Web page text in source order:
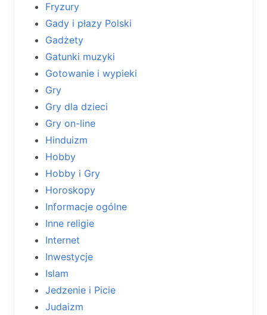
Fryzury
Gady i płazy Polski
Gadżety
Gatunki muzyki
Gotowanie i wypieki
Gry
Gry dla dzieci
Gry on-line
Hinduizm
Hobby
Hobby i Gry
Horoskopy
Informacje ogólne
Inne religie
Internet
Inwestycje
Islam
Jedzenie i Picie
Judaizm